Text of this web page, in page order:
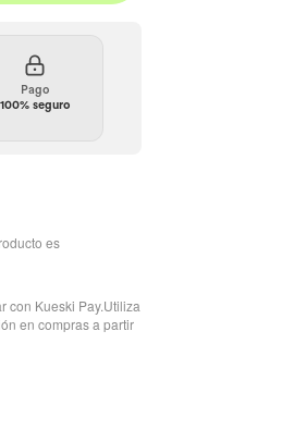
Pago
100% seguro
es
con Kueski Pay.Utiliza
en compras a partir